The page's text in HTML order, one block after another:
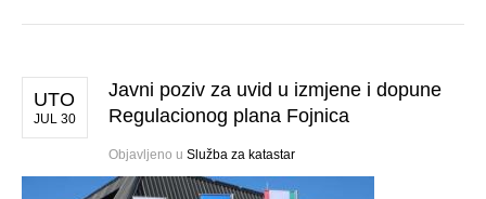
UTO
JUL 30
Javni poziv za uvid u izmjene i dopune
Regulacionog plana Fojnica
Objavljeno u Služba za katastar